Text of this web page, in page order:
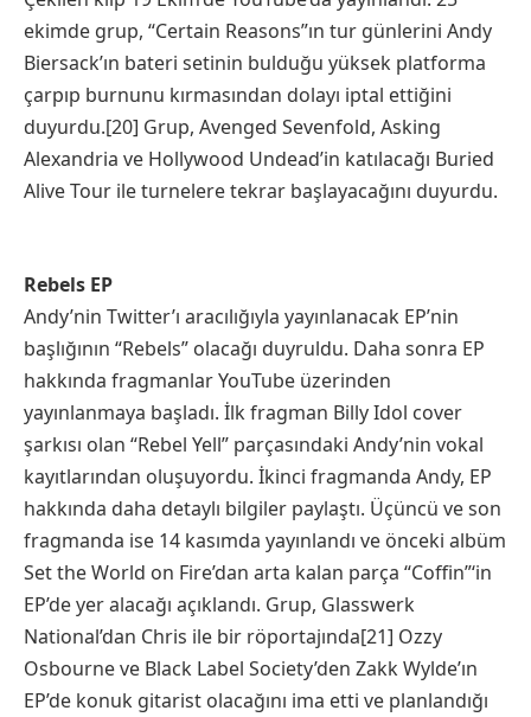
ekimde grup, “Certain Reasons”ın tur günlerini Andy
Biersack’ın bateri setinin bulduğu yüksek platforma
çarpıp burnunu kırmasından dolayı iptal ettiğini
duyurdu.[20] Grup, Avenged Sevenfold, Asking
Alexandria ve Hollywood Undead’in katılacağı Buried
Alive Tour ile turnelere tekrar başlayacağını duyurdu.
Rebels EP
Andy’nin Twitter’ı aracılığıyla yayınlanacak EP’nin
başlığının “Rebels” olacağı duyruldu. Daha sonra EP
hakkında fragmanlar YouTube üzerinden
yayınlanmaya başladı. İlk fragman Billy Idol cover
şarkısı olan “Rebel Yell” parçasındaki Andy’nin vokal
kayıtlarından oluşuyordu. İkinci fragmanda Andy, EP
hakkında daha detaylı bilgiler paylaştı. Üçüncü ve son
fragmanda ise 14 kasımda yayınlandı ve önceki albüm
Set the World on Fire’dan arta kalan parça “Coffin”‘in
EP’de yer alacağı açıklandı. Grup, Glasswerk
National’dan Chris ile bir röportajında[21] Ozzy
Osbourne ve Black Label Society’den Zakk Wylde’ın
EP’de konuk gitarist olacağını ima etti ve planlandığı